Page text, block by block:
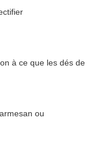
à ce que les dés de
ou